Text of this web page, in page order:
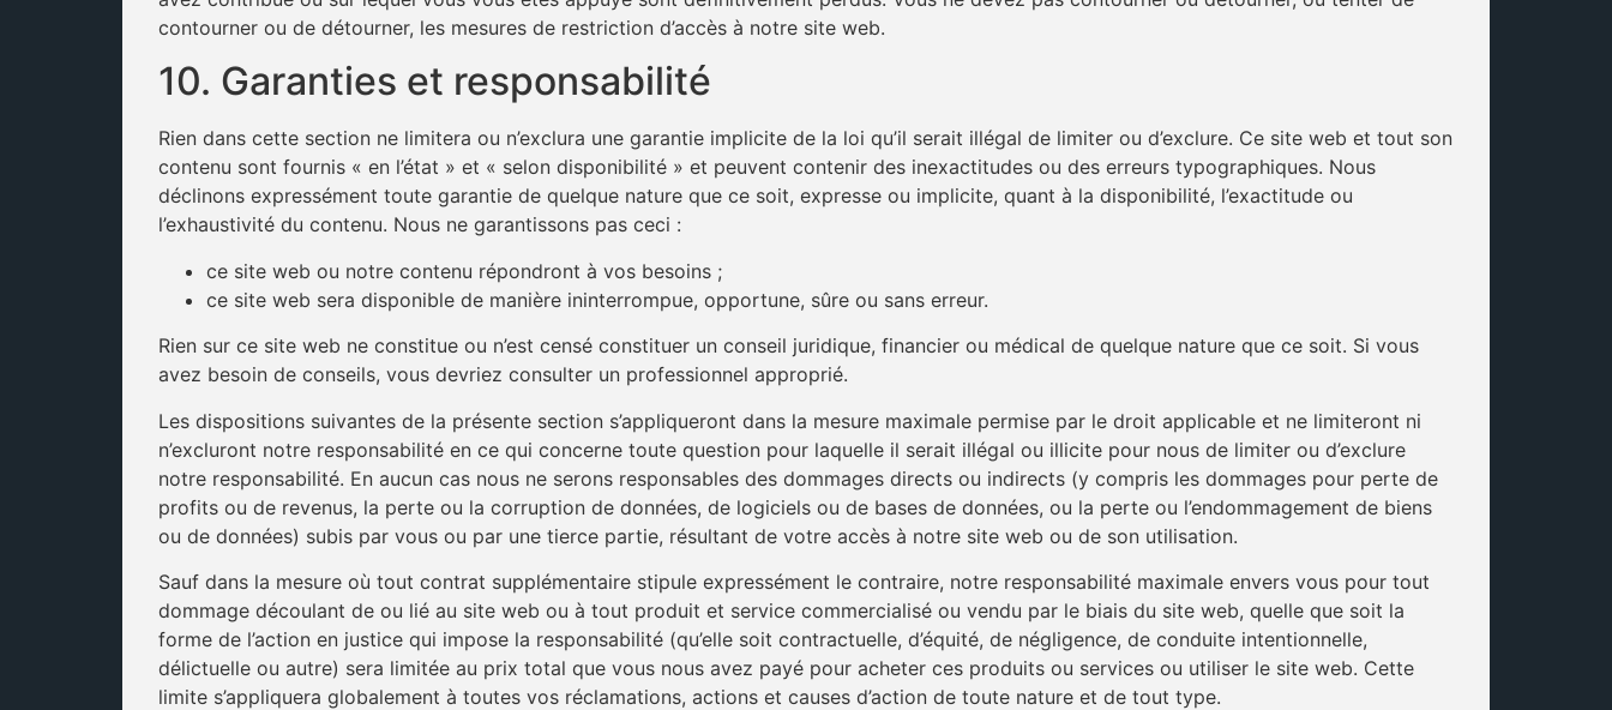
contourner ou de détourner, les mesures de restriction d’accès à notre site web.
10. Garanties et responsabilité
Rien dans cette section ne limitera ou n’exclura une garantie implicite de la loi qu’il serait illégal de limiter ou d’exclure. Ce site web et tout son
contenu sont fournis « en l’état » et « selon disponibilité » et peuvent contenir des inexactitudes ou des erreurs typographiques. Nous
déclinons expressément toute garantie de quelque nature que ce soit, expresse ou implicite, quant à la disponibilité, l’exactitude ou
l’exhaustivité du contenu. Nous ne garantissons pas ceci :
ce site web ou notre contenu répondront à vos besoins ;
ce site web sera disponible de manière ininterrompue, opportune, sûre ou sans erreur.
Rien sur ce site web ne constitue ou n’est censé constituer un conseil juridique, financier ou médical de quelque nature que ce soit. Si vous
avez besoin de conseils, vous devriez consulter un professionnel approprié.
Les dispositions suivantes de la présente section s’appliqueront dans la mesure maximale permise par le droit applicable et ne limiteront ni
n’excluront notre responsabilité en ce qui concerne toute question pour laquelle il serait illégal ou illicite pour nous de limiter ou d’exclure
notre responsabilité. En aucun cas nous ne serons responsables des dommages directs ou indirects (y compris les dommages pour perte de
profits ou de revenus, la perte ou la corruption de données, de logiciels ou de bases de données, ou la perte ou l’endommagement de biens
ou de données) subis par vous ou par une tierce partie, résultant de votre accès à notre site web ou de son utilisation.
Sauf dans la mesure où tout contrat supplémentaire stipule expressément le contraire, notre responsabilité maximale envers vous pour tout
dommage découlant de ou lié au site web ou à tout produit et service commercialisé ou vendu par le biais du site web, quelle que soit la
forme de l’action en justice qui impose la responsabilité (qu’elle soit contractuelle, d’équité, de négligence, de conduite intentionnelle,
délictuelle ou autre) sera limitée au prix total que vous nous avez payé pour acheter ces produits ou services ou utiliser le site web. Cette
limite s’appliquera globalement à toutes vos réclamations, actions et causes d’action de toute nature et de tout type.